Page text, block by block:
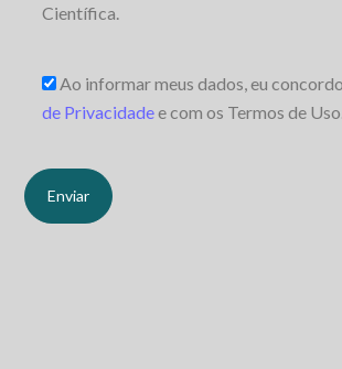
Científica.
Ao informar meus dados, eu
de Privacidadee com os Termos de Uso.